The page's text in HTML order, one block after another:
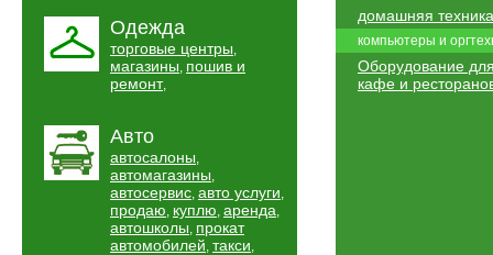
Одежда
торговые центры,
магазины, пошив и
ремонт,
Авто
автосалоны,
автомагазины,
автосервис, авто услуги,
продаю, куплю, аренда,
автошколы, прокат
автомобилей, такси,
домашняя техника
компьютеры и
Оборудование
кафе и